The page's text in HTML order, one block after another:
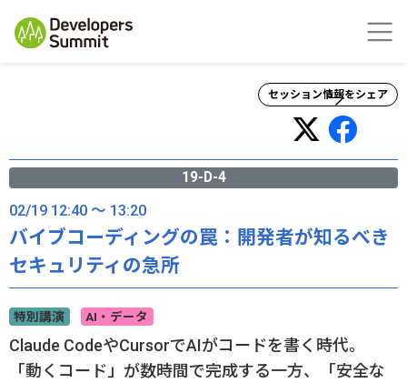
セッション情報をシェア
19-D-4
02/19 12:40 ～ 13:20
バイブコーディングの罠：開発者が知るべき
セキュリティの急所
特別講演 AI・データ
Claude CodeやCursorでAIがコードを書く時代。
「動くコード」が数時間で完成する一方、「安全な